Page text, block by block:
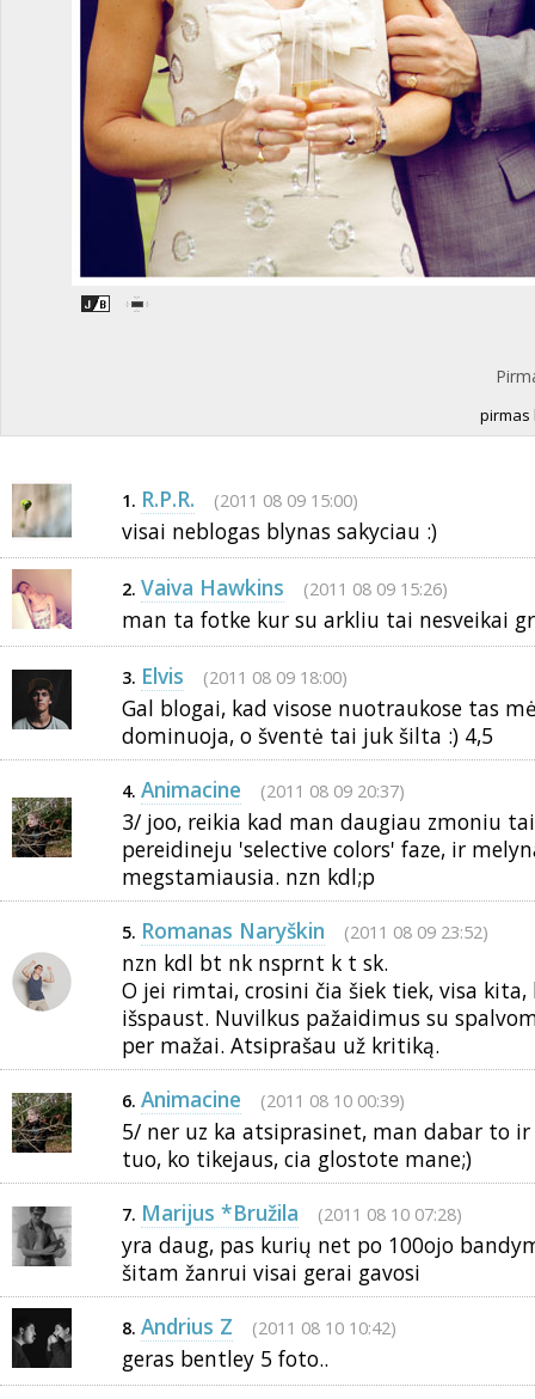
pirmas
1. R.P.R. (2011 08 09 15:00)
visai neblogas blynas sakyciau :)
2. Vaiva Hawkins (2011 08 09 15:26)
man ta fotke kur su arkliu tai nesveikai
3. Elvis (2011 08 09 18:00)
Gal blogai, kad visose nuotraukose tas
dominuoja, o šventė tai juk šilta :) 4,5
4. Animacine (2011 08 09 20:37)
3/ joo, reikia kad man daugiau zmoniu
pereidineju 'selective colors' faze, ir
megstamiausia. nzn kdl;p
5. Romanas Naryškin (2011 08 09 23:52)
nzn kdl bt nk nsprnt k t sk.
O jei rimtai, crosini čia šiek tiek, visa
išspaust. Nuvilkus pažaidimus su
per mažai. Atsiprašau už kritiką.
6. Animacine (2011 08 10 00:39)
5/ ner uz ka atsiprasinet, man dabar to
tuo, ko tikejaus, cia glostote mane;)
7. Marijus *Bružila (2011 08 10 07:28)
yra daug, pas kurių net po 100ojo
šitam žanrui visai gerai gavosi
8. Andrius Z (2011 08 10 10:42)
geras bentley 5 foto..